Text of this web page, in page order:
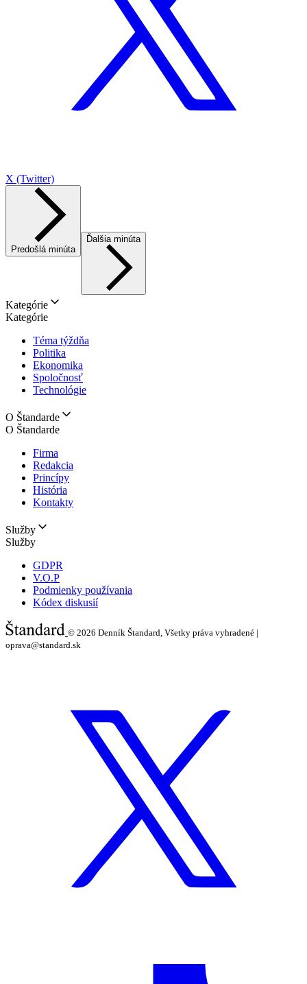
X (Twitter)
Predošlá minúta
Ďalšia minúta
Kategórie
Kategórie
Téma týždňa
Politika
Ekonomika
Spoločnosť
Technológie
O Štandarde
O Štandarde
Firma
Redakcia
Princípy
História
Kontakty
Služby
Služby
GDPR
V.O.P
Podmienky používania
Kódex diskusií
© 2026 Denník Štandard, Všetky práva vyhradené |
oprava@standard.sk